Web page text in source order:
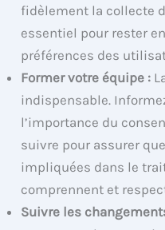
fidèlement la collecte
essentiel pour rester
préférences des
Former votre équipe :
indispensable.
l’importance du
suivre pour assurer
impliquées dans le
comprennent et
Suivre les